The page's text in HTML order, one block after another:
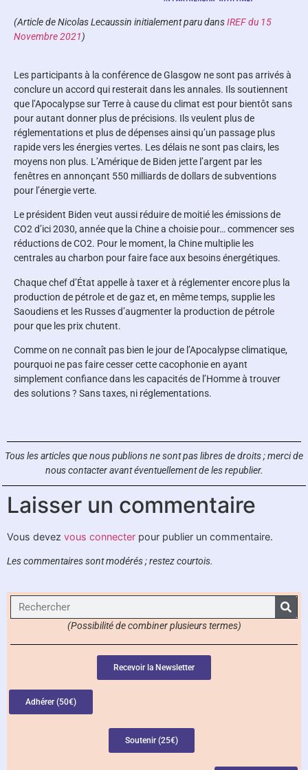
(Article de Nicolas Lecaussin initialement paru dansIREF du 15
Novembre 2021)
Les participants à la conférence de Glasgow ne sont pas arrivés à
conclure un accord qui resterait dans les annales. Ils soutiennent
que l’Apocalypse sur Terre à cause du climat est pour bientôt sans
pour autant donner plus de précisions. Ils veulent plus de
réglementations et plus de dépenses ainsi qu’un passage plus
rapide vers les énergies vertes. Les délais ne sont pas clairs, les
moyens non plus. L’Amérique de Biden jette l’argent par les
fenêtres en annonçant 550 milliards de dollars de subventions
pour l’énergie verte.
Le président Biden veut aussi réduire de moitié les émissions de
CO2 d’ici 2030, année que la Chine a choisie pour… commencer ses
réductions de CO2. Pour le moment, la Chine multiplie les
centrales au charbon pour faire face aux besoins énergétiques.
Chaque chef d’État appelle à taxer et à réglementer encore plus la
production de pétrole et de gaz et, en même temps, supplie les
Saoudiens et les Russes d’augmenter la production de pétrole
pour que les prix chutent.
Comme on ne connaît pas bien le jour de l’Apocalypse climatique,
pourquoi ne pas faire cesser cette cacophonie en ayant
simplement confiance dans les capacités de l’Homme à trouver
des solutions ? Sans taxes, ni réglementations.
Tous les articles que nous publions ne sont pas libres de droits ;merci de
nous contacter avant éventuellement de les republier.
Laisser un commentaire
Vous devez vous connecter pour publier un commentaire.
Les commentaires sont modérés ; restez courtois.
(Possibilité de combiner plusieurs termes)
Recevoir la Newsletter
Adhérer (50€)
Soutenir (25€)